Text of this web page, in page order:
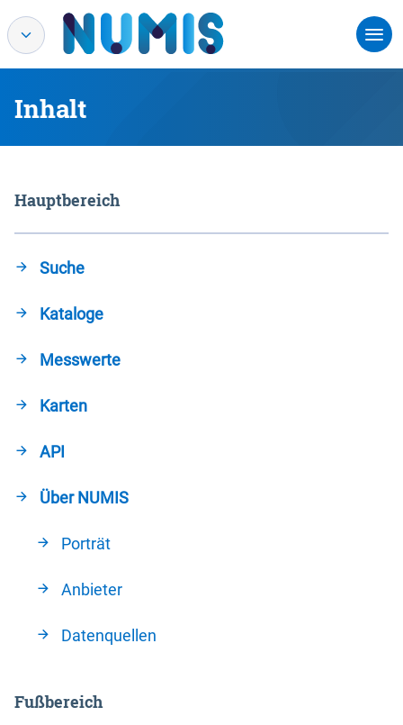
Inhalt
Hauptbereich
Suche
Kataloge
Messwerte
Karten
API
Über NUMIS
Porträt
Anbieter
Datenquellen
Fußbereich